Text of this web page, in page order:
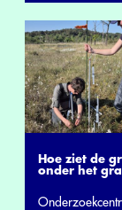
Hoe ziet de
onder het